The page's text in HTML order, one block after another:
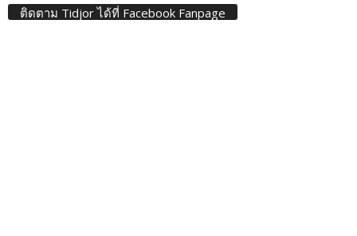
ติดตาม Tidjor ได้ที่ Facebook Fanpage